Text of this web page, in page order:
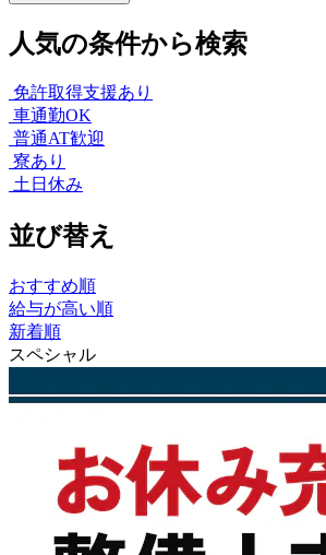
人気の条件から検索
免許取得支援あり
車通勤OK
普通AT歓迎
寮あり
土日休み
並び替え
おすすめ順
給与が高い順
新着順
スペシャル